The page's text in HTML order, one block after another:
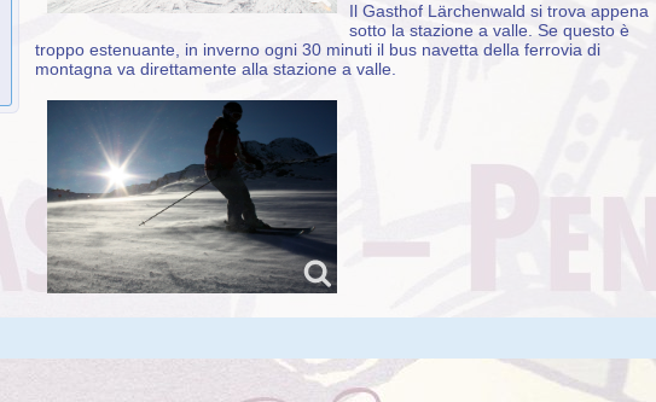
Il Gasthof Lärchenwald si trova appena
sotto la stazione a valle. Se questo è
troppo estenuante, in inverno ogni 30 minuti il ​​bus navetta della ferrovia di
montagna va direttamente alla stazione a valle.